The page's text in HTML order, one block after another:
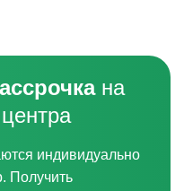
на
индивидуально
Получить